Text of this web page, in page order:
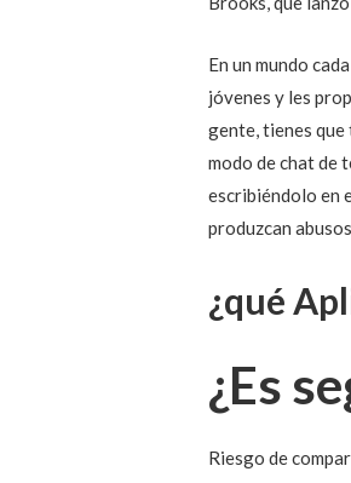
En un mundo
jóvenes y les
gente, tienes que
modo de chat de
escribiéndolo en
produzcan
¿qué
¿Es
Riesgo de